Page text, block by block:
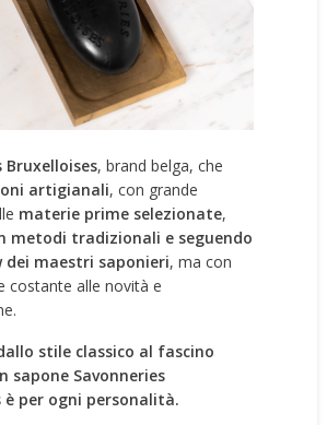
Bruxelloises, brand belga, che
artigianali, con grande
materie prime selezionate,
metodi tradizionali e seguendo
dei maestri saponieri, ma con
costante alle novità e
stile classico al fascino
sapone Savonneries
è per ogni personalità.